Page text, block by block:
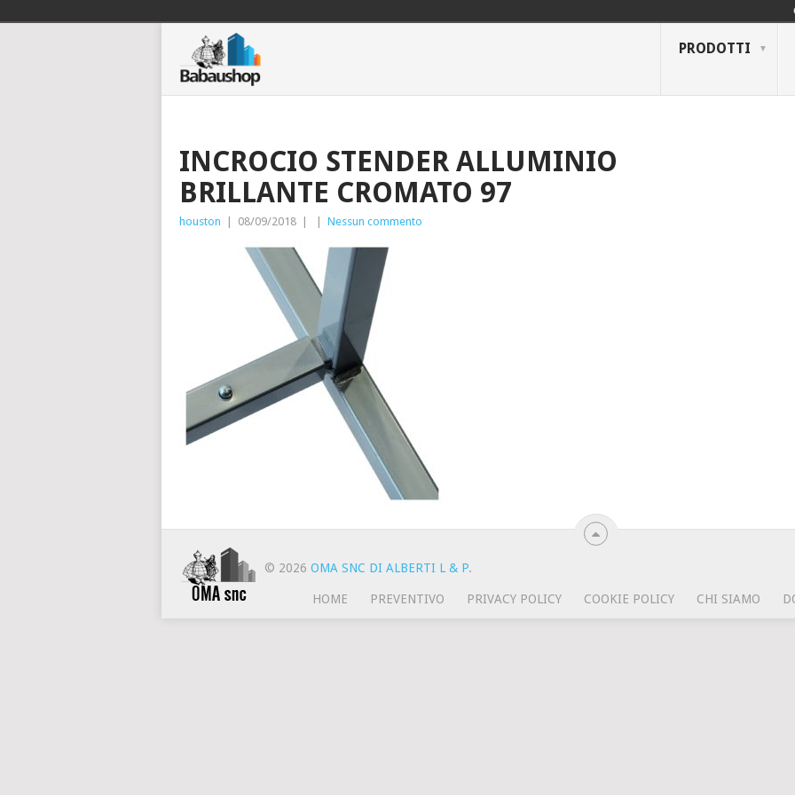
PRODOTTI
INCROCIO STENDER ALLUMINIO
BRILLANTE CROMATO 97
houston 08/09/2018 Nessun commento
© 2026 OMA SNC DI ALBERTI L & P.
HOME PREVENTIVO PRIVACY POLICY COOKIE POLICY CHI SIAMO